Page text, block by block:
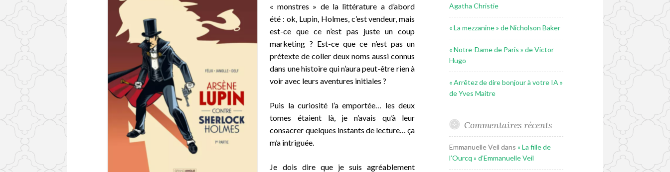
« monstres » de la littérature a d’abord
été : ok, Lupin, Holmes, c’est vendeur, mais
est-ce que ce n’est pas juste un coup
marketing ? Est-ce que ce n’est pas un
prétexte de coller deux noms aussi connus
dans une histoire qui n’aura peut-être rien à
voir avec leurs aventures initiales ?
Puis la curiosité l’a emportée… les deux
tomes étaient là, je n’avais qu’à leur
consacrer quelques instants de lecture… ça
m’a intriguée.
Je dois dire que je suis agréablement
Agatha Christie
« La mezzanine » de Nicholson Baker
« Notre-Dame de Paris » de Victor
Hugo
« Arrêtez de dire bonjour à votre IA »
de Yves Maitre
Commentaires récents
Emmanuelle Veil dans « La fille de
l’Ourcq » d’Emmanuelle Veil